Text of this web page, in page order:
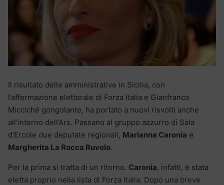
Il risultato delle amministrative in Sicilia, con
l’affermazione elettorale di Forza Italia e Gianfranco
Micciché gongolante, ha portato a nuovi risvolti anche
all’interno dell’Ars. Passano al gruppo azzurro di Sala
d’Ercole due deputate regionali, Marianna Caronia e
Margherita La Rocca Ruvolo.
Per la prima si tratta di un ritorno. Caronia, infatti, è stata
eletta proprio nella lista di Forza Italia. Dopo una breve